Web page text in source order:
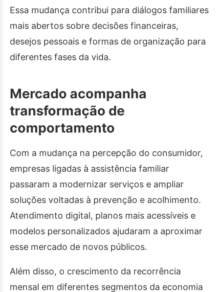
Essa mudança contribui para diálogos familiares
mais abertos sobre decisões financeiras,
desejos pessoais e formas de organização para
diferentes fases da vida.
Mercado acompanha
transformação de
comportamento
Com a mudança na percepção do consumidor,
empresas ligadas à assistência familiar
passaram a modernizar serviços e ampliar
soluções voltadas à prevenção e acolhimento.
Atendimento digital, planos mais acessíveis e
modelos personalizados ajudaram a aproximar
esse mercado de novos públicos.
Além disso, o crescimento da recorrência
mensal em diferentes segmentos da economia